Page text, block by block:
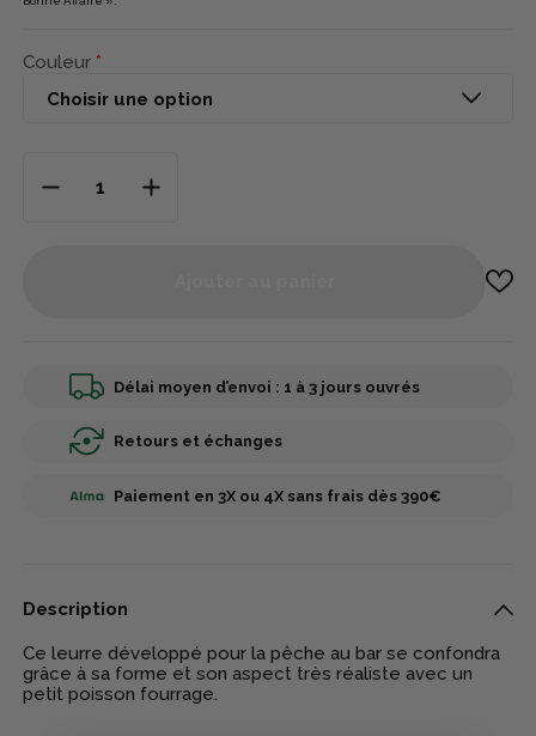
Couleur
Délai moyen d’envoi : 1 à 3 jours ouvrés
Retours et échanges
Paiement en 3X ou 4X sans frais dès 390€
Description
Ce leurre développé pour la pêche au bar se confondra
grâce à sa forme et son aspect très réaliste avec un
petit poisson fourrage.